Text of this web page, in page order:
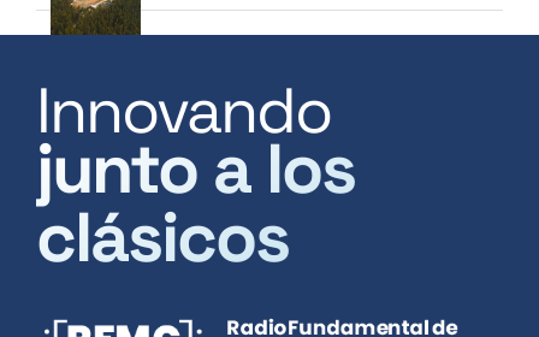
Innovando
junto a los
clásicos